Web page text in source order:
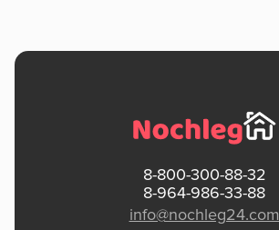
8-800-300-88-32
8-964-986-33-88
info@nochleg24.com